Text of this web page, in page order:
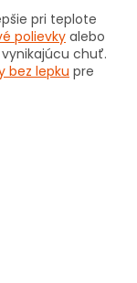
pri teplote
polievky alebo
chuť.
bez lepku pre